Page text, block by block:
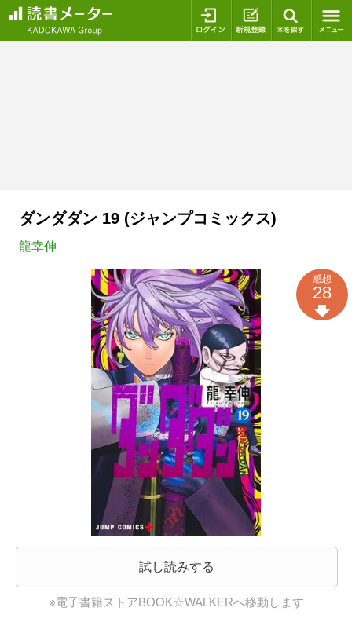
ログイン 新規登録
ダンダダン 19 (ジャンプコミックス)
龍幸伸
試し読みする
※電子書籍ストアBOOK☆WALKERへ移動します
感想
28